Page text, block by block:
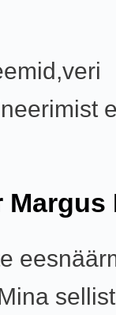
Margus